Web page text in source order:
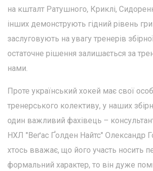
на кшталт Ратушного, Криклі,
інших демонструють гідний рівень
заслуговують на увагу тренерів
остаточне рішення залишається за
нами.
Проте український хокей має свої
тренерського колективу, у наших
один важливий фахівець –
НХЛ "Веґас Ґолден Найтс" Олександр
хтось вважає, що його участь носить
формальний характер, то він дуже